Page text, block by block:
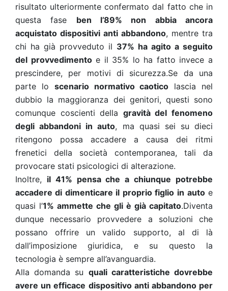
risultato ulteriormente confermato dal fatto che in
questa fase ben l’89% non abbia ancora
acquistato dispositivi anti abbandono, mentre tra
chi ha già provveduto il 37% ha agito a seguito
del provvedimentoe il 35% lo ha fatto invece a
prescindere, per motivi di sicurezza.Se da una
parte lo scenario normativo caotico lascia nel
dubbio la maggioranza dei genitori, questi sono
comunque coscienti della gravità del fenomeno
degli abbandoni in auto, ma quasi sei su dieci
ritengono possa accadere a causa dei ritmi
frenetici della società contemporanea, tali da
provocare stati psicologici di alterazione.
Inoltre, il 41% pensa che a chiunque potrebbe
accadere di dimenticare il proprio figlio in autoe
quasi l’1% ammette che gli è già capitato.Diventa
dunque necessario provvedere a soluzioni che
possano offrire un valido supporto, al di là
dall’imposizione giuridica, e su questo la
tecnologia è sempre all’avanguardia.
Alla domanda su quali caratteristiche dovrebbe
avere un efficace dispositivo anti abbandono per